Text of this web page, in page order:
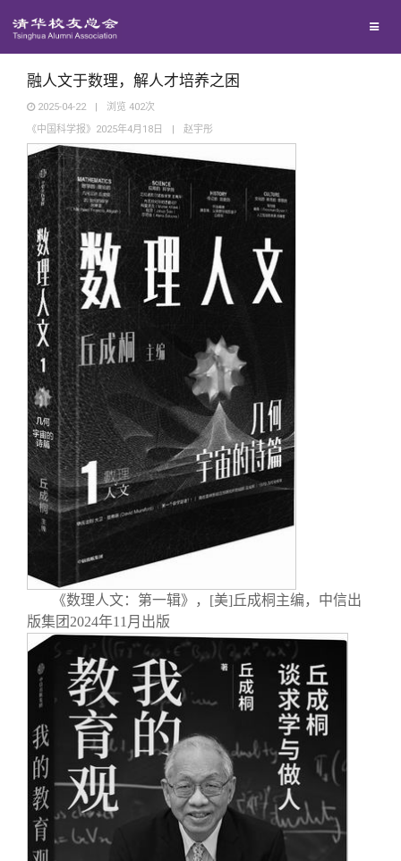
西南联大校友会
义工计划
新媒体平台
青春风采
校友文苑
校友讲坛
校友视界
校友服务
终身学习
信息化服务
三创大赛
实用信息
校友总会
总会简介
会长致辞
总会章程
理事会名单
制度法规
联系我们
关闭
融人文于数理，解人才培养之困
2025-04-22 | 浏览 402次
《中国科学报》2025年4月18日
| 赵宇彤
《数理人文：第一辑》，[美]丘成桐主编，中信出
版集团2024年11月出版